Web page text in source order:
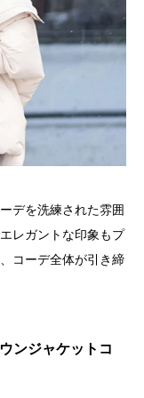
デを洗練された雰囲
レガントな印象もプ
コーデ全体が引き締
ンジャケットコ